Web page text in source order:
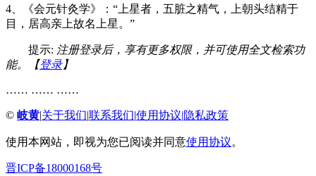
4、《会元针灸学》：“上星者，五脏之精气，上朝头结精于
目，居高亲上故名上星。”
提示: 注册登录后，享有更多权限，并可使用全文检索功
能。【登录】
…… …… ……
© 岐黄|关于我们|联系我们|使用协议|隐私政策
使用本网站，即视为您已阅读并同意使用协议。
晋ICP备18000168号